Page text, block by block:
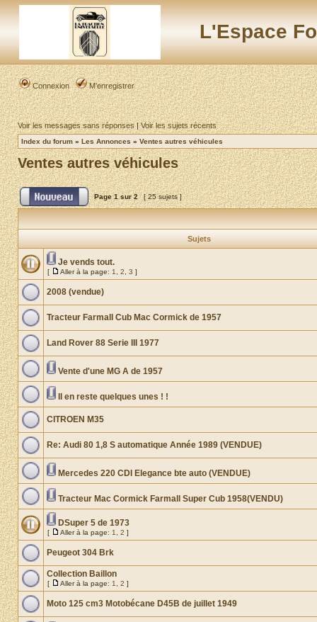
L'Espace
Connexion M’enregistrer
Voir les messages sans réponses|Voir les sujets récents
Index du forum » Les Annonces » Ventes autres véhicules
Ventes autres véhicules
Page1sur2 [ 25 sujets ]
Sujets
Je vends tout.
[ Aller à la page: 1 2 3 ]
2008 (vendue)
Tracteur Farmall Cub Mac Cormick de 1957
Land Rover 88 Serie III 1977
Vente d'une MG A de 1957
Il en reste quelques unes ! !
CITROEN M35
Re: Audi 80 1,8 S automatique Année 1989 (VENDUE)
Mercedes 220 CDI Elegance bte auto (VENDUE)
Tracteur Mac Cormick Farmall Super Cub 1958(VENDU)
DSuper 5 de 1973
[ Aller à la page: 1 2 ]
Peugeot 304 Brk
Collection Baillon
[ Aller à la page: 1 2 ]
Moto 125 cm3 Motobécane D45B de juillet 1949